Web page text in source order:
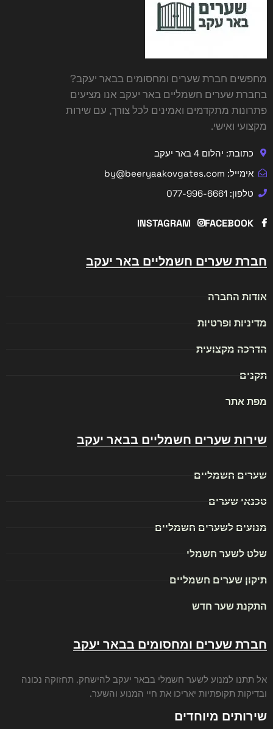
מחפשים חברת שערים ומחסומים בבאר יעקב?
בחברת שערים חשמליים באר יעקב אנו מציעים
פתרונות מתקדמים ואמינים לכל צורך, עם שירות
מקצועי ואישי.
כתובת: יהלום 4 באר יעקב
אימייל: by@beeryaakovgates.com
טלפון: 077-996-6661
FACEBOOK
INSTAGRAM
חברת שערים חשמליים באר יעקב
אודות החברה
מדיניות ופרטיות
הדרכה מקצועית
תקנים
מפת אתר
שירות שערים חשמליים בבאר יעקב
שערים חשמליים
טכנאי שערים
מנועים לשערים חשמליים
שלט לשער חשמלי
תיקון שערים חשמליים
התקנת שער חדש
חברת שערים ומחסומים בבאר יעקב
אל תתנו למנוע לשער חשמלי בבאר יעקב להישחק. תחזוקה נכונה
ובדיקות תקופתיות יאריכו את חיי המנוע והשער.
שירותים מיוחדים